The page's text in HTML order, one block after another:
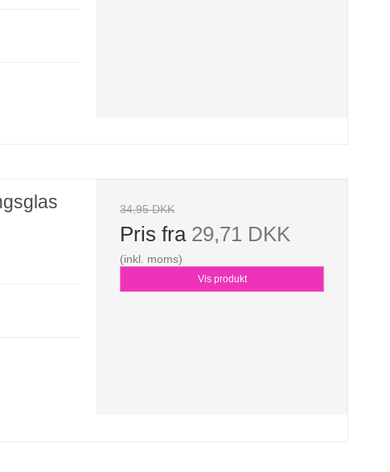
34,95 DKK
Pris fra 29,71 DKK
(inkl. moms)
Vis produkt